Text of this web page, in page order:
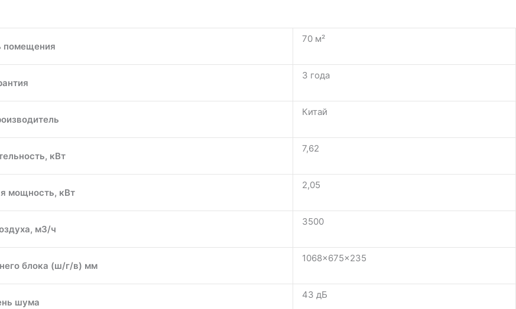
помещения
70 м²
3 года
Китай
кВт
7,62
мощность, кВт
2,05
м3/ч
3500
блока (ш/г/в) мм
1068×675×235
шума
43 дБ